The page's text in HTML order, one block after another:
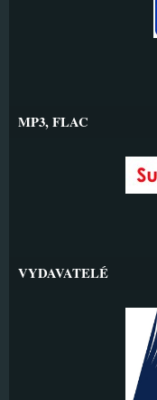
MP3, FLAC
VYDAVATELÉ